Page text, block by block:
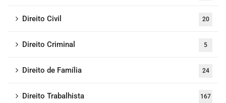
Direito Civil 20
Direito Criminal 5
Direito de Família 24
Direito Trabalhista 167